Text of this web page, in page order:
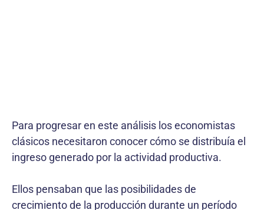
Para progresar en este análisis los economistas
clásicos necesitaron conocer cómo se distribuía el
ingreso generado por la actividad productiva.
Ellos pensaban que las posibilidades de
crecimiento de la producción durante un período